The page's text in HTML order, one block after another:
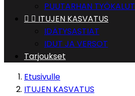
PUUTARHAN TYÖKALUT
  ITUJEN KASVATUS
IDÄTYSASTIAT
IDUT JA VERSOT
Tarjoukset
Etusivulle
ITUJEN KASVATUS